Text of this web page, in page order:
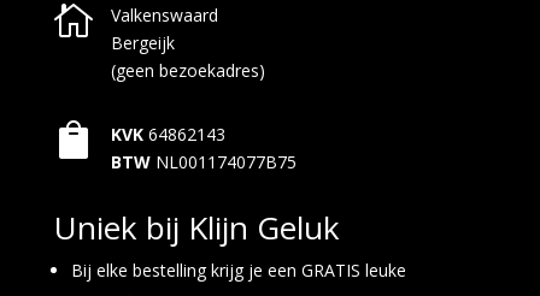

Valkenswaard
Bergeijk
(geen bezoekadres)
 KVK 64862143
BTW NL001174077B75
Uniek bij Klijn Geluk
Bij elke bestelling krijg je een GRATIS leuke